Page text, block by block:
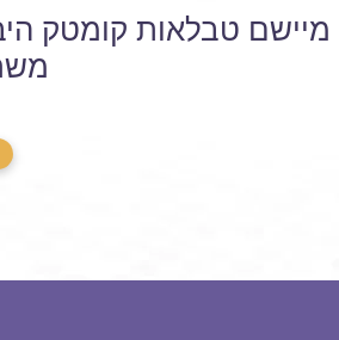
מיישם טבלאות קומטק